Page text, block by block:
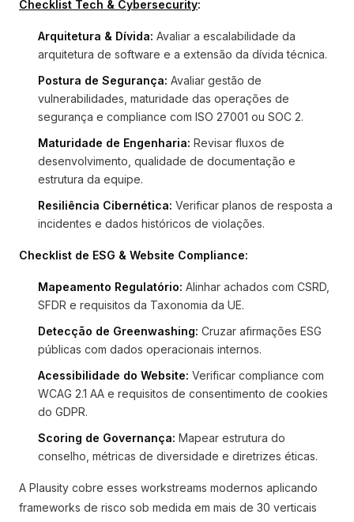
Checklist Tech & Cybersecurity:
Arquitetura & Dívida: Avaliar a escalabilidade da
arquitetura de software e a extensão da dívida técnica.
Postura de Segurança: Avaliar gestão de
vulnerabilidades, maturidade das operações de
segurança e compliance com ISO 27001 ou SOC 2.
Maturidade de Engenharia: Revisar fluxos de
desenvolvimento, qualidade de documentação e
estrutura da equipe.
Resiliência Cibernética: Verificar planos de resposta a
incidentes e dados históricos de violações.
Checklist de ESG & Website Compliance:
Mapeamento Regulatório: Alinhar achados com CSRD,
SFDR e requisitos da Taxonomia da UE.
Detecção de Greenwashing: Cruzar afirmações ESG
públicas com dados operacionais internos.
Acessibilidade do Website: Verificar compliance com
WCAG 2.1 AA e requisitos de consentimento de cookies
do GDPR.
Scoring de Governança: Mapear estrutura do
conselho, métricas de diversidade e diretrizes éticas.
A Plausity cobre esses workstreams modernos aplicando
frameworks de risco sob medida em mais de 30 verticais